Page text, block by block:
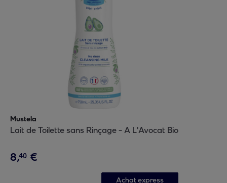
Mustela
Lait de Toilette sans Rinçage - A L'Avocat Bio
8,40 €
Achat express